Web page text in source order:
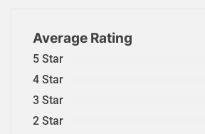
Average Rating
5 Star
4 Star
3 Star
2 Star